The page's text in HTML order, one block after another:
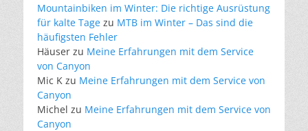
Mountainbiken im Winter: Die richtige Ausrüstung
für kalte Tage zu MTB im Winter – Das sind die
häufigsten Fehler
Häuser zu Meine Erfahrungen mit dem Service
von Canyon
Mic K zu Meine Erfahrungen mit dem Service von
Canyon
Michel zu Meine Erfahrungen mit dem Service von
Canyon